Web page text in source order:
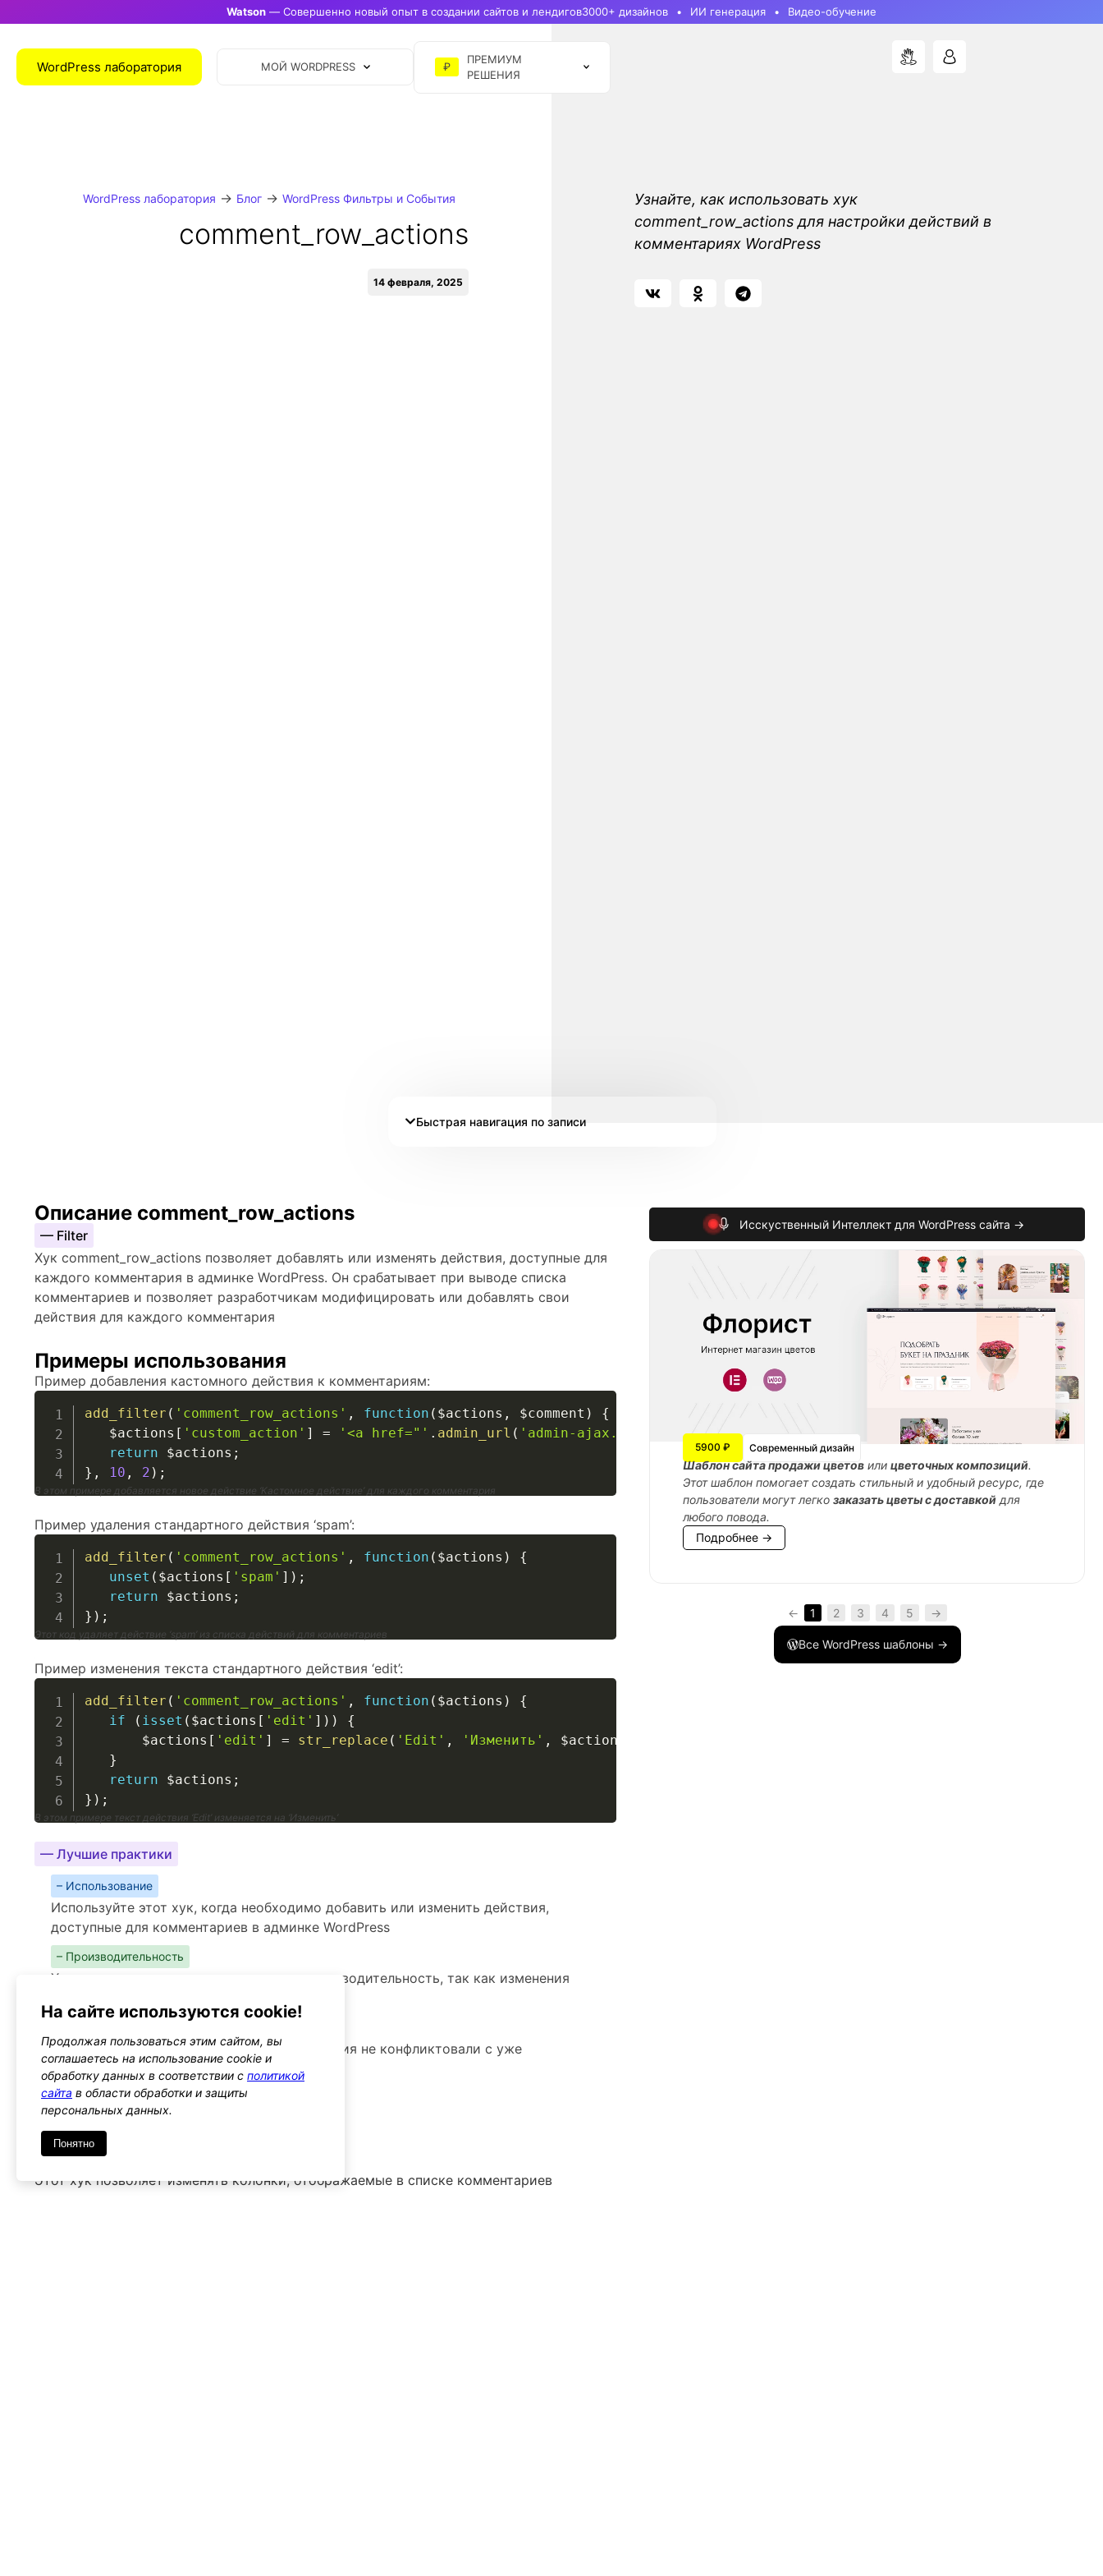
Watson — Совершенно новый опыт в создании сайтов и лендигов3000+ дизайнов ИИ генерация Видео-обучение
WordPress лаборатория МОЙ WORDPRESS ₽
ПРЕМИУМ
РЕШЕНИЯ
WordPress лаборатория → Блог→ WordPress Фильтры и События
comment_row_actions
14 февраля, 2025
Узнайте, как использовать хук
comment_row_actions для настройки действий в
комментариях WordPress
Быстрая навигация по записи
Описание comment_row_actions
— Filter
Хук comment_row_actions позволяет добавлять или изменять действия, доступные для
каждого комментария в админке WordPress. Он срабатывает при выводе списка
комментариев и позволяет разработчикам модифицировать или добавлять свои
действия для каждого комментария
Примеры использования
Пример добавления кастомного действия к комментариям:
add_filter ( 'comment_row_actions' , function ( $actions , $comment )
{
$actions [ 'custom_action' ] = '<a href="' . admin_url ( 'admin-ajax.php?action=custom_action&comment_id='.$comment comment_ID
return
$actions ;
} , 10 , 2 ) ;
В этом примере добавляется новое действие ‘Кастомное действие’ для каждого комментария
Пример удаления стандартного действия ‘spam’:
add_filter ( 'comment_row_actions' , function ( $actions )
{
unset ( $actions [ 'spam' ] ) ;
return
$actions ;
} ) ;
Этот код удаляет действие ‘spam’ из списка действий для комментариев
Пример изменения текста стандартного действия ‘edit’:
add_filter ( 'comment_row_actions' , function ( $actions )
{
if
( isset ( $actions [ 'edit' ] ) )
{
$actions [ 'edit' ] = str_replace ( 'Edit' , 'Изменить' , $actions
}
return
$actions ;
} ) ;
В этом примере текст действия ‘Edit’ изменяется на ‘Изменить’
— Лучшие практики
– Использование
Используйте этот хук, когда необходимо добавить или изменить действия,
доступные для комментариев в админке WordPress
– Производительность
Хук не должен значительно влиять на производительность, так как изменения
Следите за тем, чтобы добавляемые действия не конфликтовали с уже
существующими
Альтернативы
manage_comments_columns
Тип: filter
Этот хук позволяет изменять колонки, отображаемые в списке комментариев
Исскуственный Интеллект для WordPress сайта →
5900 ₽ Современный дизайн
Шаблон сайта продажи цветов илицветочных композиций.
Этот шаблон помогает создать стильный и удобный ресурс, где
пользователи могут легкозаказать цветы с доставкой для
любого повода.
Подробнее →
← 1 2 3 4 5 →
Все WordPress шаблоны →
На сайте используются cookie!
Продолжая пользоваться этим сайтом, вы
соглашаетесь на использование cookie и
обработку данных в соответствии с политикой
сайта в области обработки и защиты
персональных данных.
Понятно